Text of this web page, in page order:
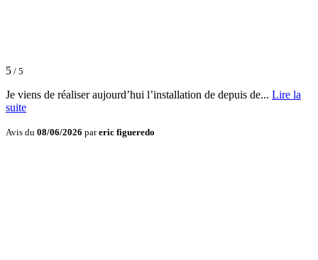
5 / 5
Je viens de réaliser aujourd’hui l’installation de depuis de... Lire la
suite
Avis du 08/06/2026 pareric figueredo